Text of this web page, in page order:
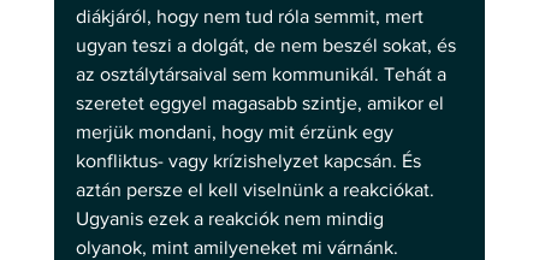
diákjáról, hogy nem tud róla semmit, mert
ugyan teszi a dolgát, de nem beszél sokat, és
az osztálytársaival sem kommunikál. Tehát a
szeretet eggyel magasabb szintje, amikor el
merjük mondani, hogy mit érzünk egy
konfliktus- vagy krízishelyzet kapcsán. És
aztán persze el kell viselnünk a reakciókat.
Ugyanis ezek a reakciók nem mindig
olyanok, mint amilyeneket mi várnánk.